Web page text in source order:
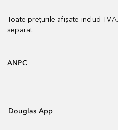
Toate prețurile afișate includ TVA.
separat.
ANPC
Douglas App